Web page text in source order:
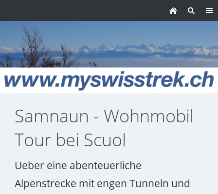
Samnaun - Wohnmobil
Tour bei Scuol
Ueber eine abenteuerliche
Alpenstrecke mit engen Tunneln und